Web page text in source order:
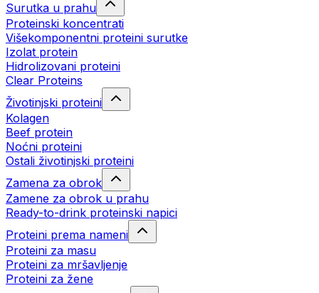
Surutka u prahu
Proteinski koncentrati
Višekomponentni proteini surutke
Izolat protein
Hidrolizovani proteini
Clear Proteins
Životinjski proteini
Kolagen
Beef protein
Noćni proteini
Ostali životinjski proteini
Zamena za obrok
Zamene za obrok u prahu
Ready-to-drink proteinski napici
Proteini prema nameni
Proteini za masu
Proteini za mršavljenje
Proteini za žene